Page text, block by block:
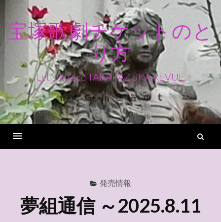
ン
ス
キ
ッ
宝塚歌劇チケットのと
り方
Let's go see TAKARAZUKA REVUE
Facebook
TwitterGoogle+LinkedinInstagram
YoutubePinterest
Tumblr
発売情報
夢組通信 ～2025.8.11